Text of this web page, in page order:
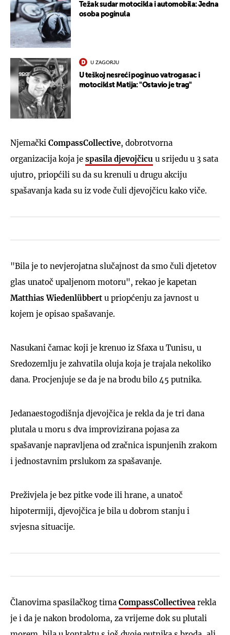
Težak sudar motocikla i automobila: Jedna
osoba poginula
U ZAGORJU
U teškoj nesreći poginuo vatrogasac i
motociklst Matija: "Ostavio je trag"
Njemački CompassCollective, dobrotvorna
organizacija koja je spasila djevojčicu u srijedu u 3 sata
ujutro, priopćili su da su krenuli u drugu akciju
spašavanja kada su iz vode čuli djevojčicu kako viče.
"Bila je to nevjerojatna slučajnost da smo čuli djetetov
glas unatoč upaljenom motoru", rekao je kapetan
Matthias Wiedenlübbert u priopćenju za javnost u
kojem je opisao spašavanje.
Nasukani čamac koji je krenuo iz Sfaxa u Tunisu, u
Sredozemlju je zahvatila oluja koja je trajala nekoliko
dana. Procjenjuje se da je na brodu bilo 45 putnika.
Jedanaestogodišnja djevojčica je rekla da je tri dana
plutala u moru s dva improvizirana pojasa za
spašavanje napravljena od zračnica ispunjenih zrakom
i jednostavnim prslukom za spašavanje.
Preživjela je bez pitke vode ili hrane, a unatoč
hipotermiji, djevojčica je bila u dobrom stanju i
svjesna situacije.
Članovima spasilačkog tima CompassCollectivea rekla
je i da je nakon brodoloma, za vrijeme dok su plutali